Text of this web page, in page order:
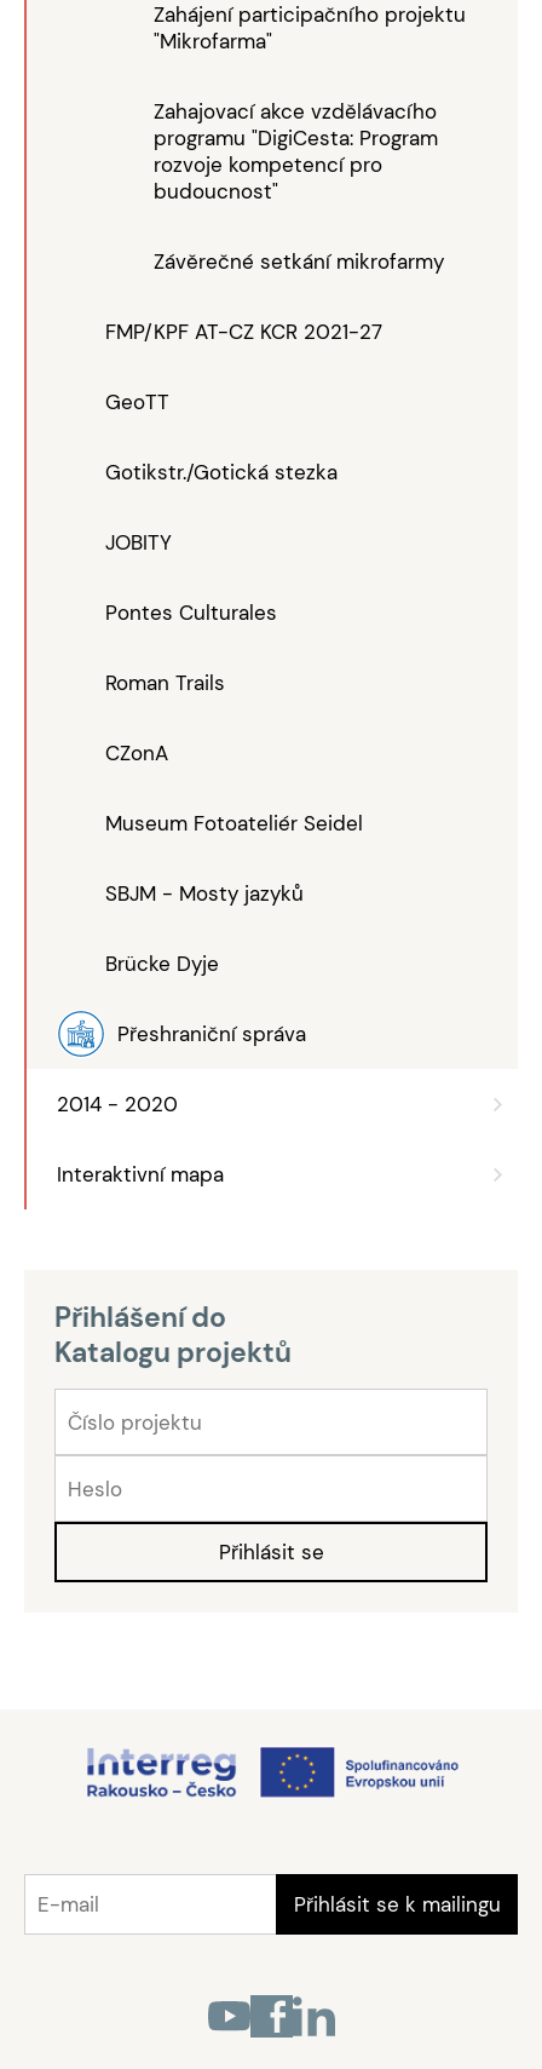
Zahájení participačního projektu
"Mikrofarma"
Zahajovací akce vzdělávacího
programu "DigiCesta: Program
rozvoje kompetencí pro
budoucnost"
Závěrečné setkání mikrofarmy
FMP/KPF AT-CZ KCR 2021-27
GeoTT
Gotikstr./Gotická stezka
JOBITY
Pontes Culturales
Roman Trails
CZonA
Museum Fotoateliér Seidel
SBJM - Mosty jazyků
Brücke Dyje
Přeshraniční správa
2014 - 2020
Interaktivní mapa
Přihlášení do
Katalogu projektů